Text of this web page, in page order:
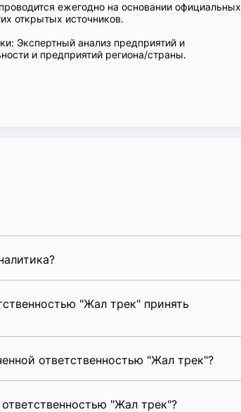
ежегодно на основании официальных
открытых источников.
Экспертный анализ предприятий и
и предприятий региона/страны.
"Жал трек" принять
ответственностью "Жал трек"?
"Жал трек"?